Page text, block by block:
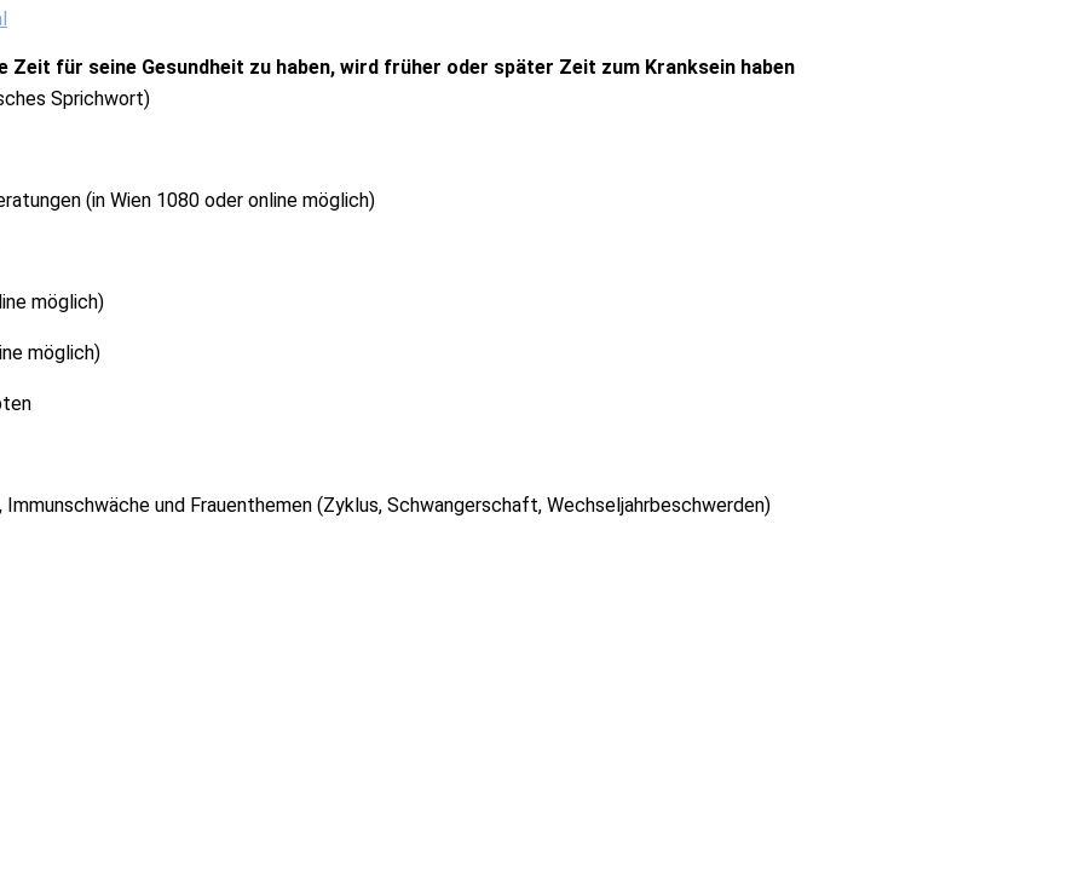
Zeit für seine Gesundheit zu haben, wird früher oder später Zeit zum Kranksein haben
Sprichwort)
(in Wien 1080 oder online möglich)
möglich)
möglich)
und Frauenthemen (Zyklus, Schwangerschaft, Wechseljahrbeschwerden)